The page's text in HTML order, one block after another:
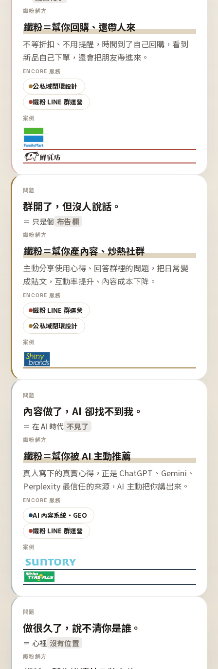
鐵粉解方
鐵粉＝幫你回購、還帶人來
不等折扣、不用提醒，時間到了自己回購，看到
新品自己下單，還會把朋友帶進來。
ENCORE 服務
公私域閉環設計
鐵粉 LINE 群運營
案例
問題
群開了，但沒人說話。
＝ 只是個 布告欄
鐵粉解方
鐵粉＝幫你產內容、炒熱社群
主動分享使用心得、回答群裡的問題，把日常變
成貼文，互動率提升、內容成本下降。
ENCORE 服務
鐵粉 LINE 群運營
公私域閉環設計
案例
問題
內容做了，AI 卻找不到我。
＝ 在 AI 時代 不見了
鐵粉解方
鐵粉＝幫你被 AI 主動推薦
真人寫下的真實心得，正是 ChatGPT、Gemini、
Perplexity 最信任的來源，AI 主動把你講出來。
ENCORE 服務
AI 內容系統・GEO
鐵粉 LINE 群運營
案例
問題
做很久了，說不清你是誰。
＝ 心裡 沒有位置
鐵粉解方